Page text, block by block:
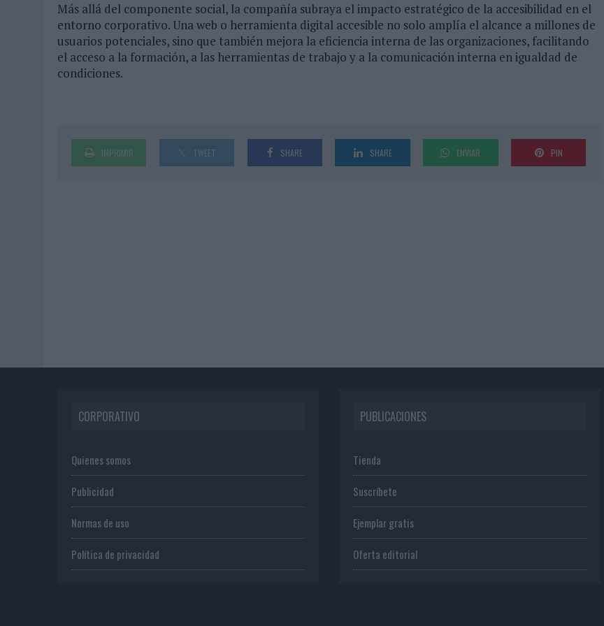
Más allá del componente social, la compañía subraya el impacto estratégico de la accesibilidad en el
entorno corporativo. Una web o herramienta digital accesible no solo amplía el alcance a millones de
usuarios potenciales, sino que también mejora la eficiencia interna de las organizaciones, facilitando
el acceso a la formación, a las herramientas de trabajo y a la comunicación interna en igualdad de
condiciones.
IMPRIMIR TWEET SHARE SHARE ENVIAR PIN
CORPORATIVO
Quienes somos
Publicidad
Normas de uso
Política de privacidad
PUBLICACIONES
Tienda
Suscríbete
Ejemplar gratis
Oferta editorial